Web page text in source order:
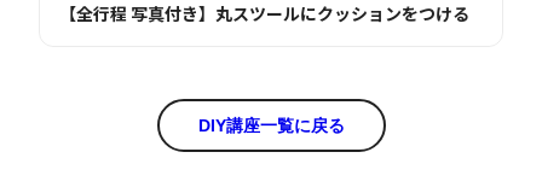
【全行程 写真付き】丸スツールにクッションをつける
DIY講座一覧に戻る